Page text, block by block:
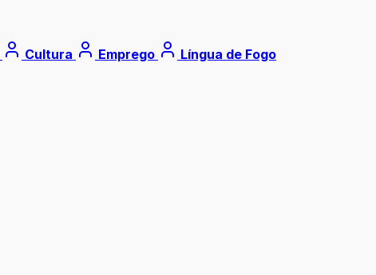
Cultura Emprego Língua de Fogo